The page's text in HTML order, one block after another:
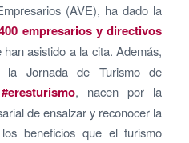
(AVE), ha dado la
empresarios y directivos
han asistido a la cita. Además,
la Jornada de Turismo de
#eresturismo, nacen por la
de ensalzar y reconocer la
beneficios que el turismo